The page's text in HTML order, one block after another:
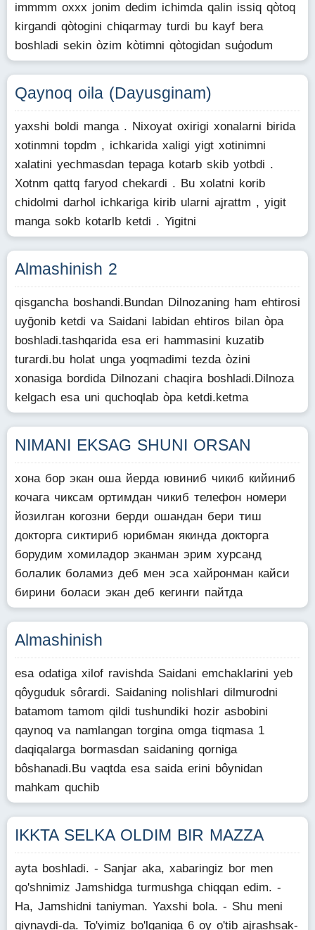
immmm oxxx jonim dedim ichimda qalin issiq qòtoq
kirgandi qòtogini chiqarmay turdi bu kayf bera
boshladi sekin òzim kòtimni qòtogidan suģodum
Qaynoq oila (Dayusginam)
yaxshi boldi manga . Nixoyat oxirigi xonalarni birida
xotinmni topdm , ichkarida xaligi yigt xotinimni
xalatini yechmasdan tepaga kotarb skib yotbdi .
Xotnm qattq faryod chekardi . Bu xolatni korib
chidolmi darhol ichkariga kirib ularni ajrattm , yigit
manga sokb kotarlb ketdi . Yigitni
Almashinish 2
qisgancha boshandi.Bundan Dilnozaning ham ehtirosi
uyğonib ketdi va Saidani labidan ehtiros bilan òpa
boshladi.tashqarida esa eri hammasini kuzatib
turardi.bu holat unga yoqmadimi tezda òzini
xonasiga bordida Dilnozani chaqira boshladi.Dilnoza
kelgach esa uni quchoqlab òpa ketdi.ketma
NIMANI EKSAG SHUNI ORSAN
хона бор экан оша йерда ювиниб чикиб кийиниб
кочага чиксам ортимдан чикиб телефон номери
йозилган когозни берди ошандан бери тиш
докторга сиктириб юрибман якинда докторга
борудим хомиладор эканман эрим хурсанд
болалик боламиз деб мен эса хайронман кайси
бирини боласи экан деб кегинги пайтда
Almashinish
esa odatiga xilof ravishda Saidani emchaklarini yeb
qôyguduk sôrardi. Saidaning nolishlari dilmurodni
batamom tamom qildi tushundiki hozir asbobini
qaynoq va namlangan torgina omga tiqmasa 1
daqiqalarga bormasdan saidaning qorniga
bôshanadi.Bu vaqtda esa saida erini bôynidan
mahkam quchib
IKKTA SELKA OLDIM BIR MAZZA
ayta boshladi. - Sanjar aka, xabaringiz bor men
qo'shnimiz Jamshidga turmushga chiqqan edim. -
Ha, Jamshidni taniyman. Yaxshi bola. - Shu meni
qiynaydi-da. To'yimiz bo'lganiga 6 oy o'tib ajrashsak-